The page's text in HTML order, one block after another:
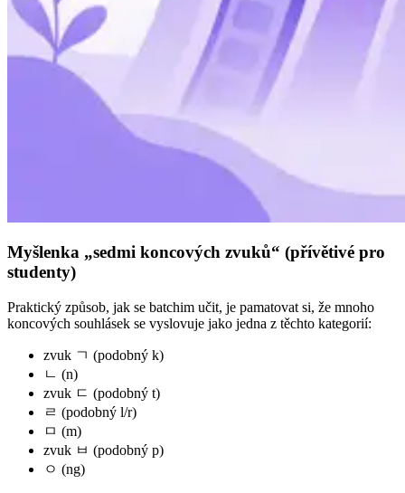
Myšlenka „sedmi koncových zvuků“ (přívětivé pro
studenty)
Praktický způsob, jak se batchim učit, je pamatovat si, že mnoho
koncových souhlásek se vyslovuje jako jedna z těchto kategorií:
zvuk ㄱ (podobný k)
ㄴ (n)
zvuk ㄷ (podobný t)
ㄹ (podobný l/r)
ㅁ (m)
zvuk ㅂ (podobný p)
ㅇ (ng)